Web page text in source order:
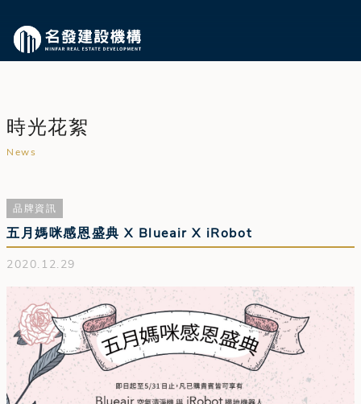
時光花絮
News
品牌資訊
五月媽咪感恩盛典 X Blueair X iRobot
2020.12.29